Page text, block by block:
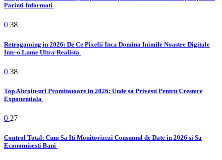
Parinti Informati
0 38
Retrogaming in 2026: De Ce Pixelii Inca Domina Inimile Noastre Digitale
Intr-o Lume Ultra-Realista
0 38
Top Altcoin-uri Promitatoare in 2026: Unde sa Privesti Pentru Crestere
Exponentiala
0 27
Control Total: Cum Sa Iti Monitorizezi Consumul de Date in 2026 si Sa
Economisesti Bani